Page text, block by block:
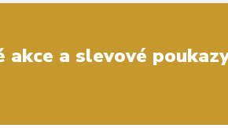
akce a slevové